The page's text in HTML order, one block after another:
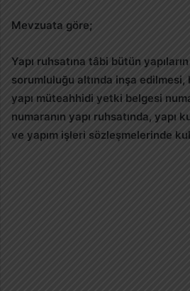
Mevzuata göre;
Yapı ruhsatına tâbi bütün
sorumluluğu altında inşa
yapı müteahhidi yetki belgesi
numaranın yapı ruhsatında, yapı
ve yapım işleri sözleşmelerinde